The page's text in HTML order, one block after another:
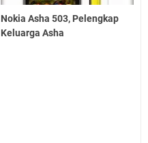
Nokia Asha 503, Pelengkap
Keluarga Asha